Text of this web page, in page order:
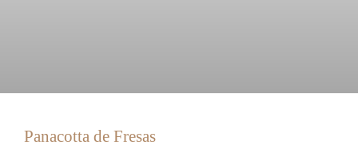
Panacotta de Fresas